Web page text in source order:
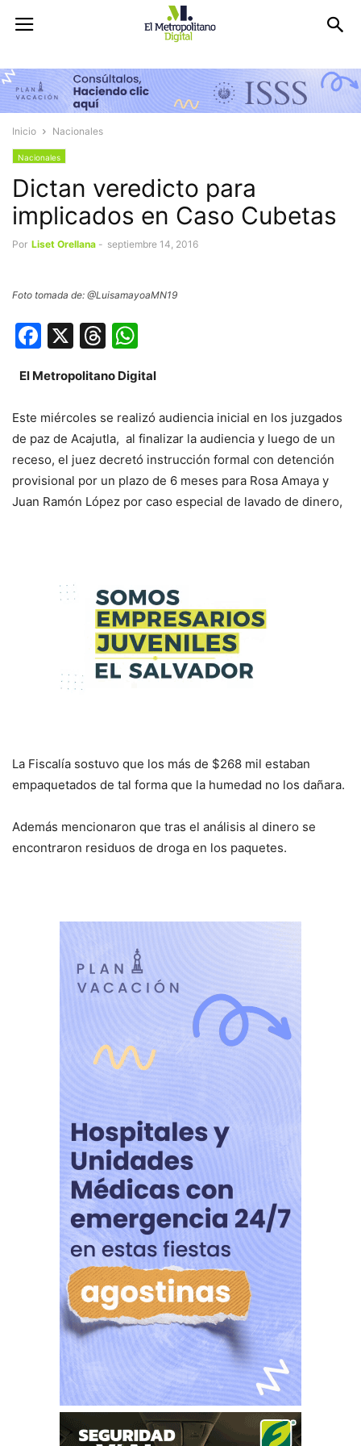
Inicio Nacionales
Nacionales
Dictan veredicto para
implicados en Caso Cubetas
Por Liset Orellana - septiembre 14, 2016
Foto tomada de: @LuisamayoaMN19
Facebook
X Threads
El Metropolitano Digital
Este miércoles se realizó audiencia inicial en los juzgados
de paz de Acajutla, al finalizar la audiencia y luego de un
receso, el juez decretó instrucción formal con detención
provisional por un plazo de 6 meses para Rosa Amaya y
Juan Ramón López por caso especial de lavado de dinero,
La Fiscalía sostuvo que los más de $268 mil estaban
empaquetados de tal forma que la humedad no los dañara.
Además mencionaron que tras el análisis al dinero se
encontraron residuos de droga en los paquetes.